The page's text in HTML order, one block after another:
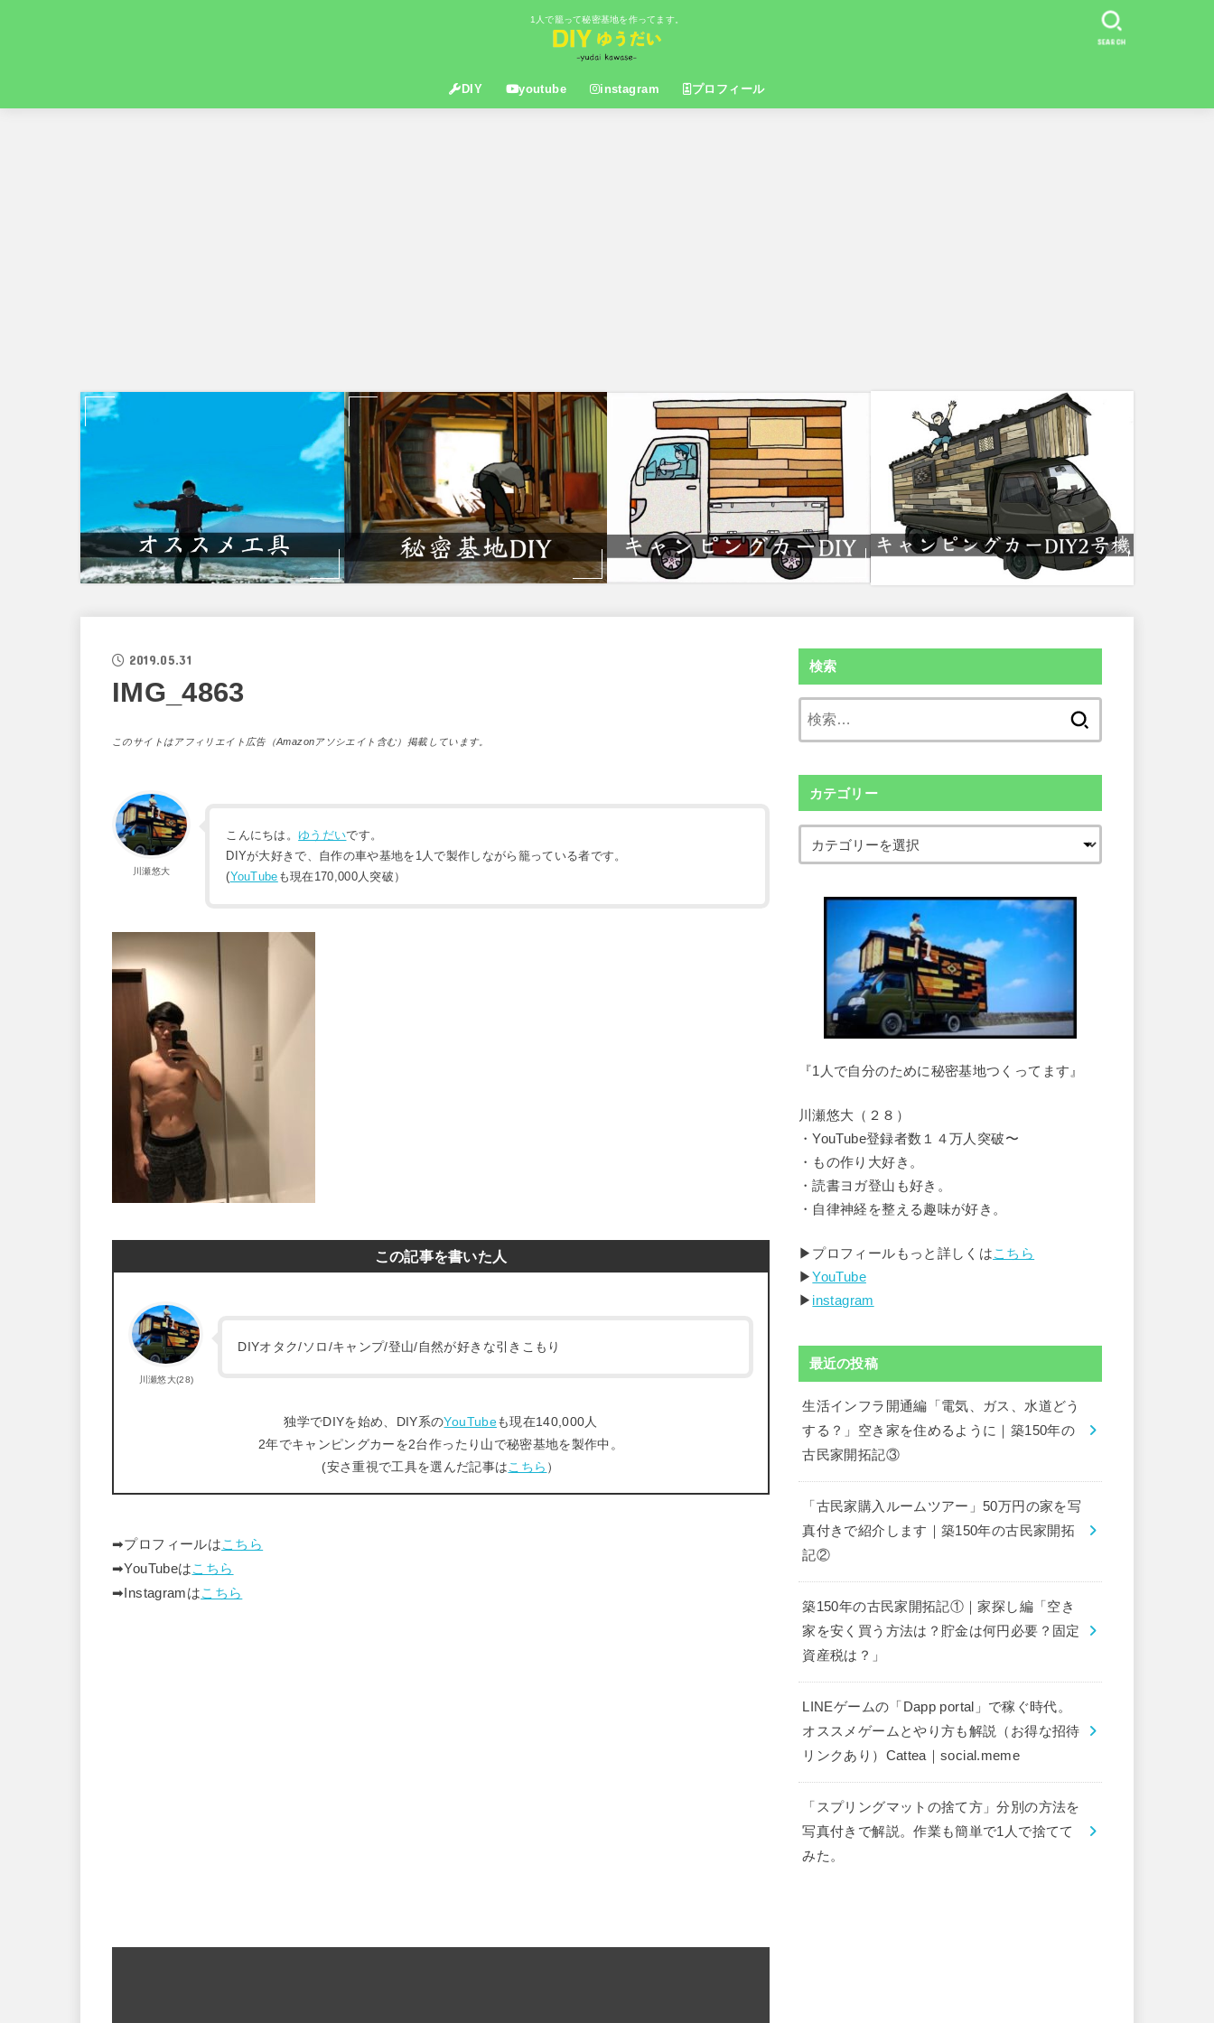
1人で籠って秘密基地を作ってます。
DIY youtube instagram プロフィール
SEARCH
2019.05.31
IMG_4863
このサイトはアフィリエイト広告（Amazonアソシエイト含む）掲載しています。
川瀬悠大
こんにちは。ゆうだいです。
DIYが大好きで、自作の車や基地を1人で製作しながら籠っている者です。
(YouTube も現在170,000人突破）
この記事を書いた人
川瀬悠大(28)
DIYオタク/ソロ/キャンプ/登山/自然が好きな引きこもり
独学でDIYを始め、DIY系のYouTubeも現在140,000人
2年でキャンピングカーを2台作ったり山で秘密基地を製作中。
(安さ重視で工具を選んだ記事はこちら ）
➡︎プロフィールはこちら
➡︎YouTubeはこちら
➡︎Instagramはこちら
検索
カテゴリー
『1人で自分のために秘密基地つくってます』
川瀬悠大（２８）
・YouTube登録者数１４万人突破〜
・もの作り大好き。
・読書ヨガ登山も好き。
・自律神経を整える趣味が好き。
▶︎プロフィールもっと詳しくはこちら
▶︎YouTube
▶︎ instagram
最近の投稿
生活インフラ開通編「電気、ガス、水道どう
する？」空き家を住めるように｜築150年の
古民家開拓記③
「古民家購入ルームツアー」50万円の家を写
真付きで紹介します｜築150年の古民家開拓
記②
築150年の古民家開拓記①｜家探し編「空き
家を安く買う方法は？貯金は何円必要？固定
資産税は？」
LINEゲームの「Dapp portal」で稼ぐ時代。
オススメゲームとやり方も解説（お得な招待
リンクあり）Cattea｜social.meme
「スプリングマットの捨て方」分別の方法を
写真付きで解説。作業も簡単で1人で捨てて
みた。